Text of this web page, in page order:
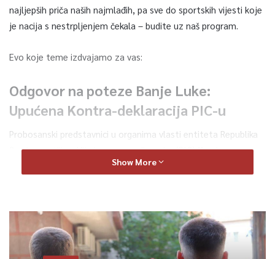
najljepših priča naših najmlađih, pa sve do sportskih vijesti koje
je nacija s nestrpljenjem čekala – budite uz naš program.
Evo koje teme izdvajamo za vas:
Odgovor na poteze Banje Luke:
Upućena Kontra-deklaracija PIC-u
Probosanski predstavnici u organima vlasti entiteta Republika
Srpska uputili su Vijeću za provedbu mira (PIC)Kontra-
deklaraciju o zaštiti ustavnog poretka i legitimiteta Ureda
skupština RS. Donosimo detalje dokumenta i prve reakcije
političkih aktera.
Show More